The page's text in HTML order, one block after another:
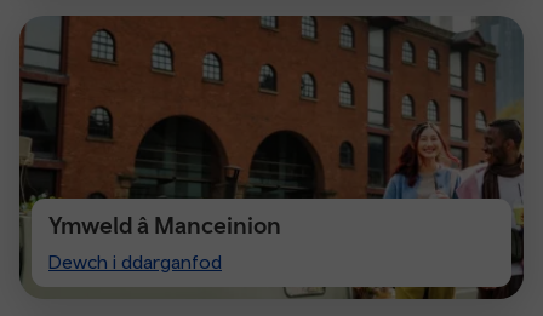
Ymweld â Manceinion
Dewch i ddarganfod
Visiting
Manchester